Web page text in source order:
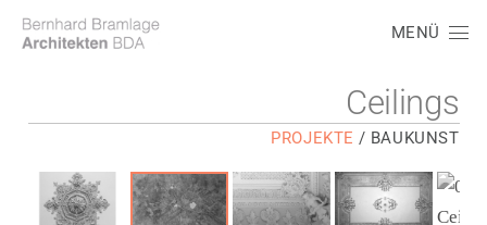
MENÜ
Ceilings
PROJEKTE / BAUKUNST